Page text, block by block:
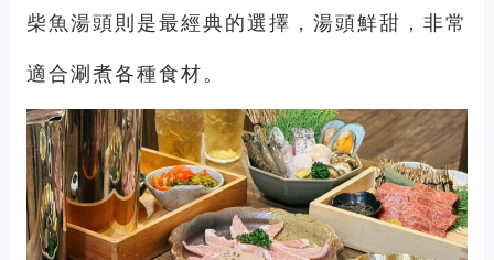
柴魚湯頭則是最經典的選擇，湯頭鮮甜，非常
適合涮煮各種食材。